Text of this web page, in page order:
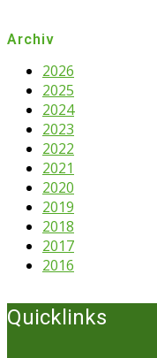
Archiv
2026
2025
2024
2023
2022
2021
2020
2019
2018
2017
2016
Quicklinks